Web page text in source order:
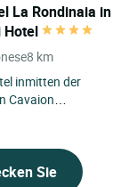
La Rondinaia in
Hotel
8 km
inmitten der
Cavaion
Sie